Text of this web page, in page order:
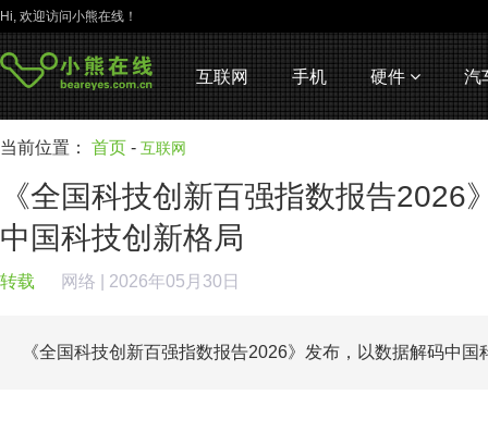
Hi, 欢迎访问小熊在线！
互联网 手机 硬件 汽
当前位置： 首页 - 互联网
《全国科技创新百强指数报告2026
中国科技创新格局
转载 网络 | 2026年05月30日
《全国科技创新百强指数报告2026》发布，以数据解码中